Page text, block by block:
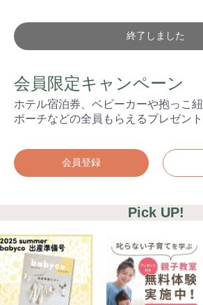
終了しました
会員限定キャンペーン
ホテル宿泊券、ベビーカーや抱っこ
ポーチなどの全員もらえるプレゼン
会員登録
Pick UP!